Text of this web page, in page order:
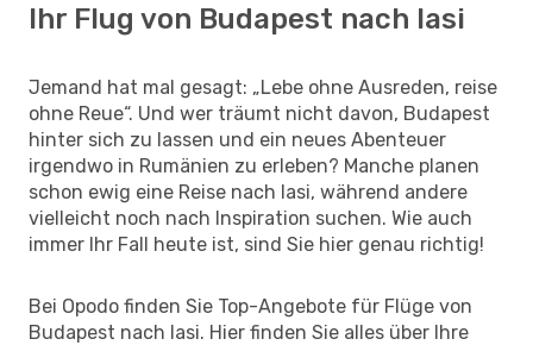
Ihr Flug von Budapest nach Iasi
Jemand hat mal gesagt: „Lebe ohne Ausreden, reise
ohne Reue“. Und wer träumt nicht davon, Budapest
hinter sich zu lassen und ein neues Abenteuer
irgendwo in Rumänien zu erleben? Manche planen
schon ewig eine Reise nach Iasi, während andere
vielleicht noch nach Inspiration suchen. Wie auch
immer Ihr Fall heute ist, sind Sie hier genau richtig!
Bei Opodo finden Sie Top-Angebote für Flüge von
Budapest nach Iasi. Hier finden Sie alles über Ihre